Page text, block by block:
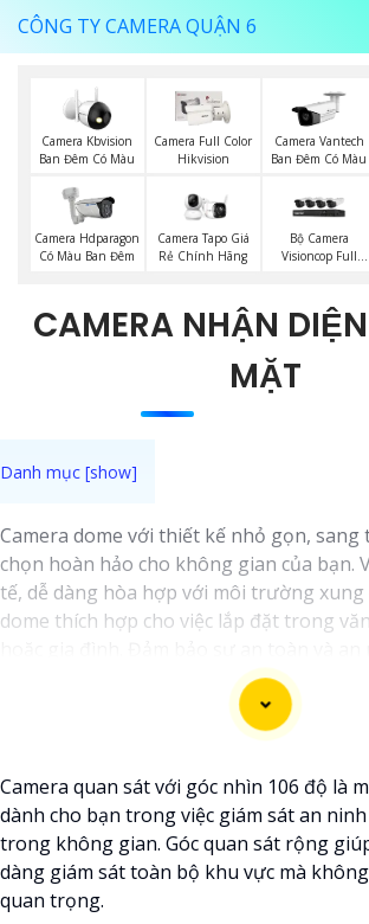
CÔNG TY CAMERA QUẬN 6
Camera Kbvision
Ban Đêm Có Màu
Camera Full Color
Hikvision
Camera Vantech
Ban Đêm Có Màu
Camera Hdparagon
Có Màu Ban Đêm
Camera Tapo Giá
Rẻ Chính Hãng
Bộ Camera
Visioncop Full
CAMERA NHẬN
MẶT
Camera dome với thiết kế nhỏ gọn, sang
chọn hoàn hảo cho không gian của bạn.
tế, dễ dàng hòa hợp với môi trường xung
dome thích hợp cho việc lắp đặt trong
Camera quan sát với góc nhìn 106 độ là
dành cho bạn trong việc giám sát an
trong không gian. Góc quan sát rộng
dàng giám sát toàn bộ khu vực mà
quan trọng.